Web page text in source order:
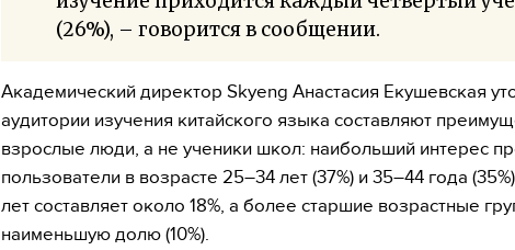
(26%), – говорится в сообщении.
Академический директор Skyeng Анастасия Екушевская
аудитории изучения китайского языка составляют
взрослые люди, а не ученики школ: наибольший интерес
пользователи в возрасте 25–34 лет (37%) и 35–44 года
лет составляет около 18%, а более старшие возрастные
наименьшую долю (10%).